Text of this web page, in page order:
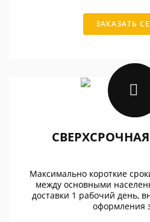
ЗАКАЗАТЬ
Максимально короткие
между основными
доставки 1 рабочий день,
оформления